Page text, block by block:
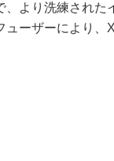
、より洗練され
ューザーにより、